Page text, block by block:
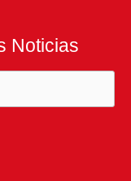
Noticias